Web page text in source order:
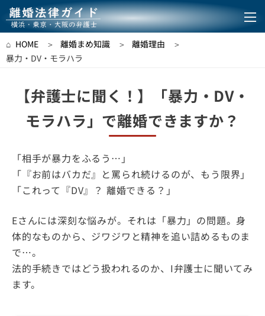
離婚法律ガイド｜横浜・東
HOME 離婚まめ知識
離婚理由
暴力・DV・モラハラ
【弁護士に聞く！】「暴力・DV・
モラハラ」で離婚できますか？
「相手が暴力をふるう…」
「『お前はバカだ』と罵られ続けるのが、もう限界」
「これって『DV』？ 離婚できる？」
Eさんには深刻な悩みが。それは「暴力」の問題。身
体的なものから、ジワジワと精神を追い詰めるものま
で…。
法的手続きではどう扱われるのか、I弁護士に聞いてみ
ます。